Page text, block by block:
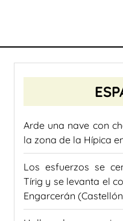
Arde una nave con
la zona de la Hípica
Los esfuerzos se
Tírig y se levanta el
Engarcerán